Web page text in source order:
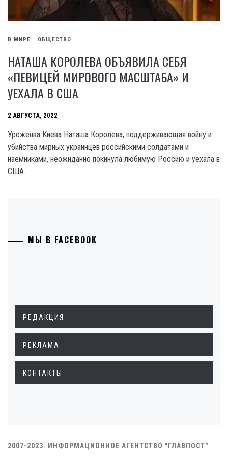
В МИРЕ ОБЩЕСТВО
НАТАША КОРОЛЕВА ОБЪЯВИЛА СЕБЯ
«ПЕВИЦЕЙ МИРОВОГО МАСШТАБА» И
УЕХАЛА В США
2 АВГУСТА, 2022
Уроженка Киева Наташа Королева, поддерживающая войну и
убийства мирных украинцев российскими солдатами и
наемниками, неожиданно покинула любимую Россию и уехала в
США.
МЫ В FACEBOOK
РЕДАКЦИЯ
РЕКЛАМА
КОНТАКТЫ
2007-2023. ИНФОРМАЦИОННОЕ АГЕНТСТВО "ГЛАВПОСТ"